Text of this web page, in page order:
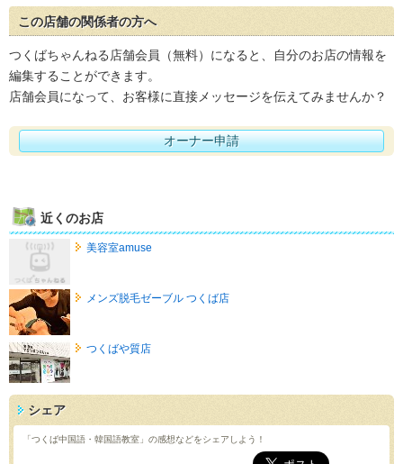
この店舗の関係者の方へ
つくばちゃんねる店舗会員（無料）になると、自分のお店の情報を
編集することができます。
店舗会員になって、お客様に直接メッセージを伝えてみませんか？
オーナー申請
近くのお店
美容室amuse
メンズ脱毛ゼーブル つくば店
つくばや質店
シェア
「つくば中国語・韓国語教室」の感想などをシェアしよう！